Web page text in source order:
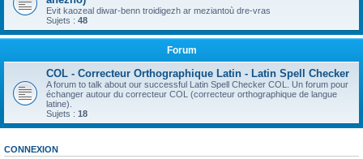
Evit kaozeal diwar-benn troidigezh ar meziantoù dre-vras
Sujets : 48
Forum
COL - Correcteur Orthographique Latin - Latin Spell Checker
A forum to talk about our successful Latin Spell Checker COL. Un forum pour
échanger autour du correcteur COL (correcteur orthographique de langue
latine).
Sujets : 18
CONNEXION